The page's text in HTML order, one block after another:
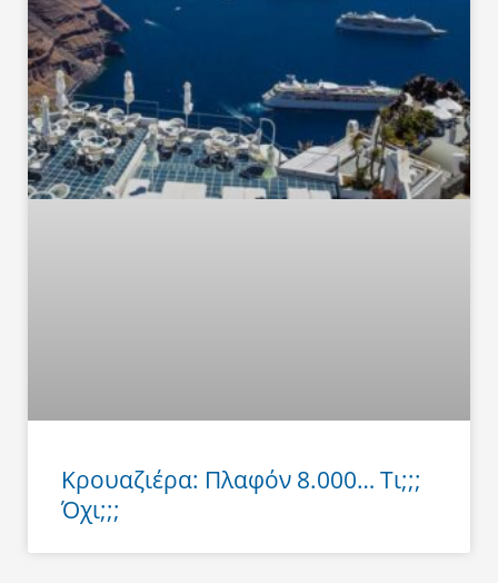
Κρουαζιέρα: Πλαφόν 8.000… Τι;;;
Όχι;;;